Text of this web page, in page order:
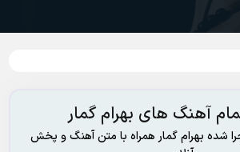
آهنگ های بهرام گمار
شده بهرام گمار همراه با متن آهنگ و پخش